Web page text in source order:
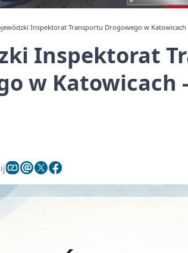
Inspektorat Transportu Drogowego w
Inspektorat
w